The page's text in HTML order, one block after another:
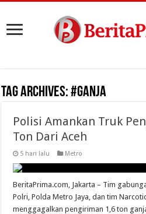
Tag Archives:#Ganja
Polisi Amankan Truk
Ton Dari Aceh
5 hari lalu Metro
BeritaPrima.com, Jakarta – Tim
Polri, Polda Metro Jaya, dan tim
menggagalkan pengiriman 1,6 ton